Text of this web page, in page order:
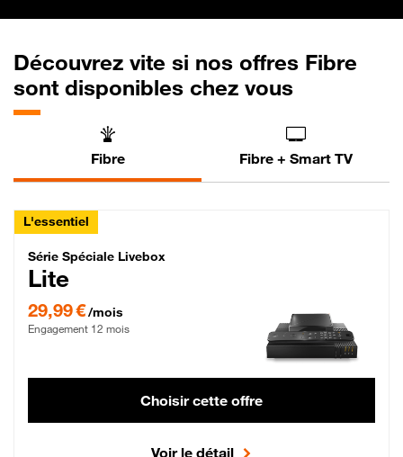
Découvrez vite si nos offres Fibre
sont disponibles chez vous
Fibre Fibre + Smart TV
L'essentiel
Série Spéciale Livebox Lite Fibre
Série Spéciale Livebox
Lite
29,99 €/mois
Engagement 12 mois
Choisir cette offre
Voir le détail